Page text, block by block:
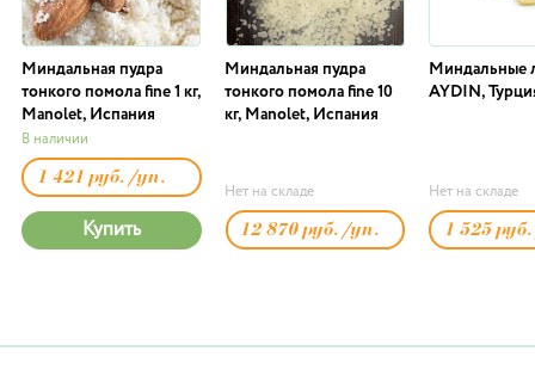
Миндальная пудра
тонкого помола fine 1 кг,
Manolet, Испания
В наличии
1 421 руб./уп.
Купить
Миндальная пудра
тонкого помола fine 10
кг, Manolet, Испания
Нет на складе
12 870 руб./уп.
Миндальные
AYDIN,
Нет на складе
1 525